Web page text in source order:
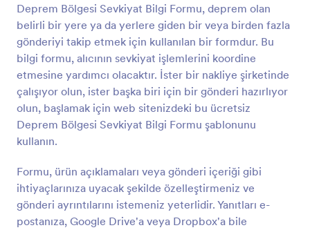
Deprem Bölgesi Sevkiyat Bilgi Formu, deprem olan
belirli bir yere ya da yerlere giden bir veya birden fazla
gönderiyi takip etmek için kullanılan bir formdur. Bu
bilgi formu, alıcının sevkiyat işlemlerini koordine
etmesine yardımcı olacaktır. İster bir nakliye şirketinde
çalışıyor olun, ister başka biri için bir gönderi hazırlıyor
olun, başlamak için web sitenizdeki bu ücretsiz
Deprem Bölgesi Sevkiyat Bilgi Formu şablonunu
kullanın.
Formu, ürün açıklamaları veya gönderi içeriği gibi
ihtiyaçlarınıza uyacak şekilde özelleştirmeniz ve
gönderi ayrıntılarını istemeniz yeterlidir. Yanıtları e-
postanıza, Google Drive'a veya Dropbox'a bile
Önizleme